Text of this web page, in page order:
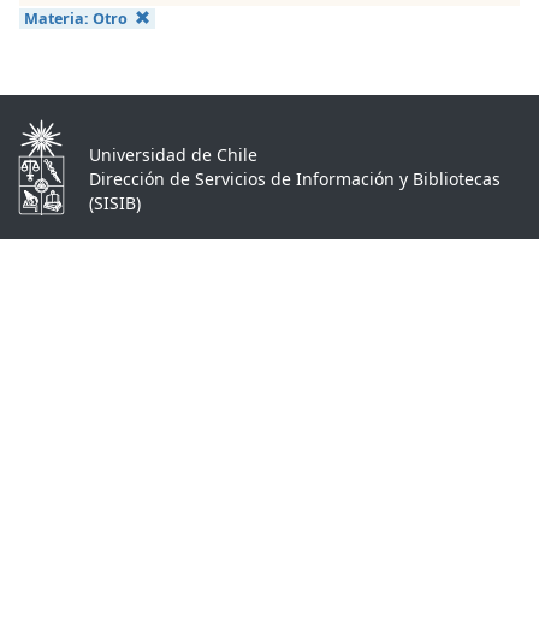
Materia: Otro
Universidad de Chile
Dirección de Servicios de Información y Bibliotecas
(SISIB)